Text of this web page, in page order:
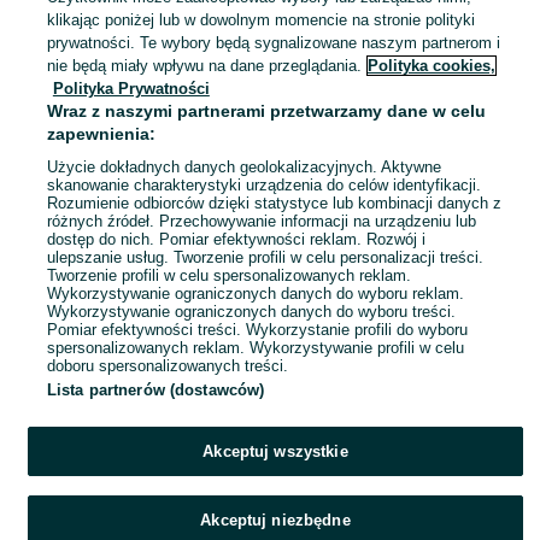
Zielona Góra
23 lipca 2026
5, komplet, manga, dodatki)
71,59 zł z Pakietem Ochronnym
Zielona Góra
23 lipca 2026
1 2
klikając poniżej lub w dowolnym momencie na stronie polityki
prywatności. Te wybory będą sygnalizowane naszym partnerom i
nie będą miały wpływu na dane przeglądania. Polityka cookies,
Polityka Prywatności
Wraz z naszymi partnerami przetwarzamy dane w celu
zapewnienia:
Użycie dokładnych danych geolokalizacyjnych. Aktywne
skanowanie charakterystyki urządzenia do celów identyfikacji.
Rozumienie odbiorców dzięki statystyce lub kombinacji danych z
różnych źródeł. Przechowywanie informacji na urządzeniu lub
dostęp do nich. Pomiar efektywności reklam. Rozwój i
ulepszanie usług. Tworzenie profili w celu personalizacji treści.
Tworzenie profili w celu spersonalizowanych reklam.
Wykorzystywanie ograniczonych danych do wyboru reklam.
Wykorzystywanie ograniczonych danych do wyboru treści.
Pomiar efektywności treści. Wykorzystanie profili do wyboru
spersonalizowanych reklam. Wykorzystywanie profili w celu
doboru spersonalizowanych treści.
Lista partnerów (dostawców)
Akceptuj wszystkie
Akceptuj niezbędne